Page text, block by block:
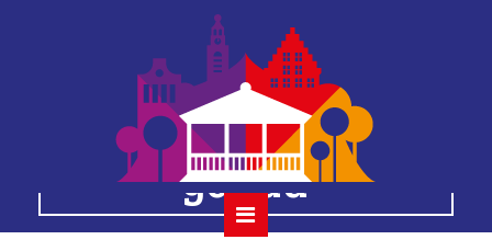
02 the red strats 7
augustus 2022
gouda